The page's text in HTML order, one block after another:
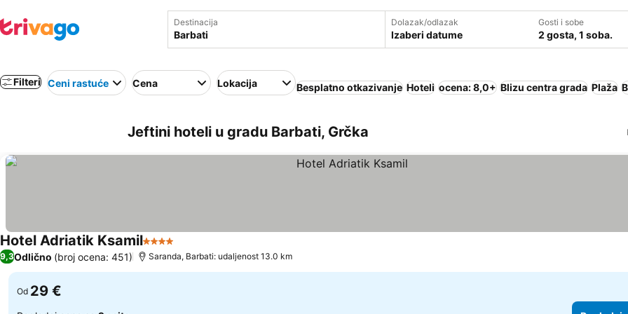
Destinacija Dolazak/odlazak
Izaberi datume
Gosti i sobe
2 gosta, 1 soba.
Filteri Ceni rastuće Cena Lokacija Besplatno otkazivanje Hoteli ocena: 8,0+ Blizu centra grada Plaža
Jeftini hoteli u gradu Barbati, Grčka
Hotel Adriatik Ksamil4 Zvezdice
9,3Odlično (broj ocena: 451) Saranda, Barbati: udaljenost 13.0 km
Od 29 €